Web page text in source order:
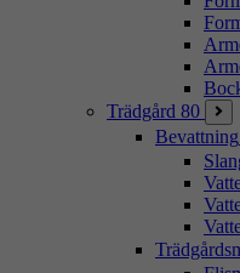
Trädgård 80
Bevattning